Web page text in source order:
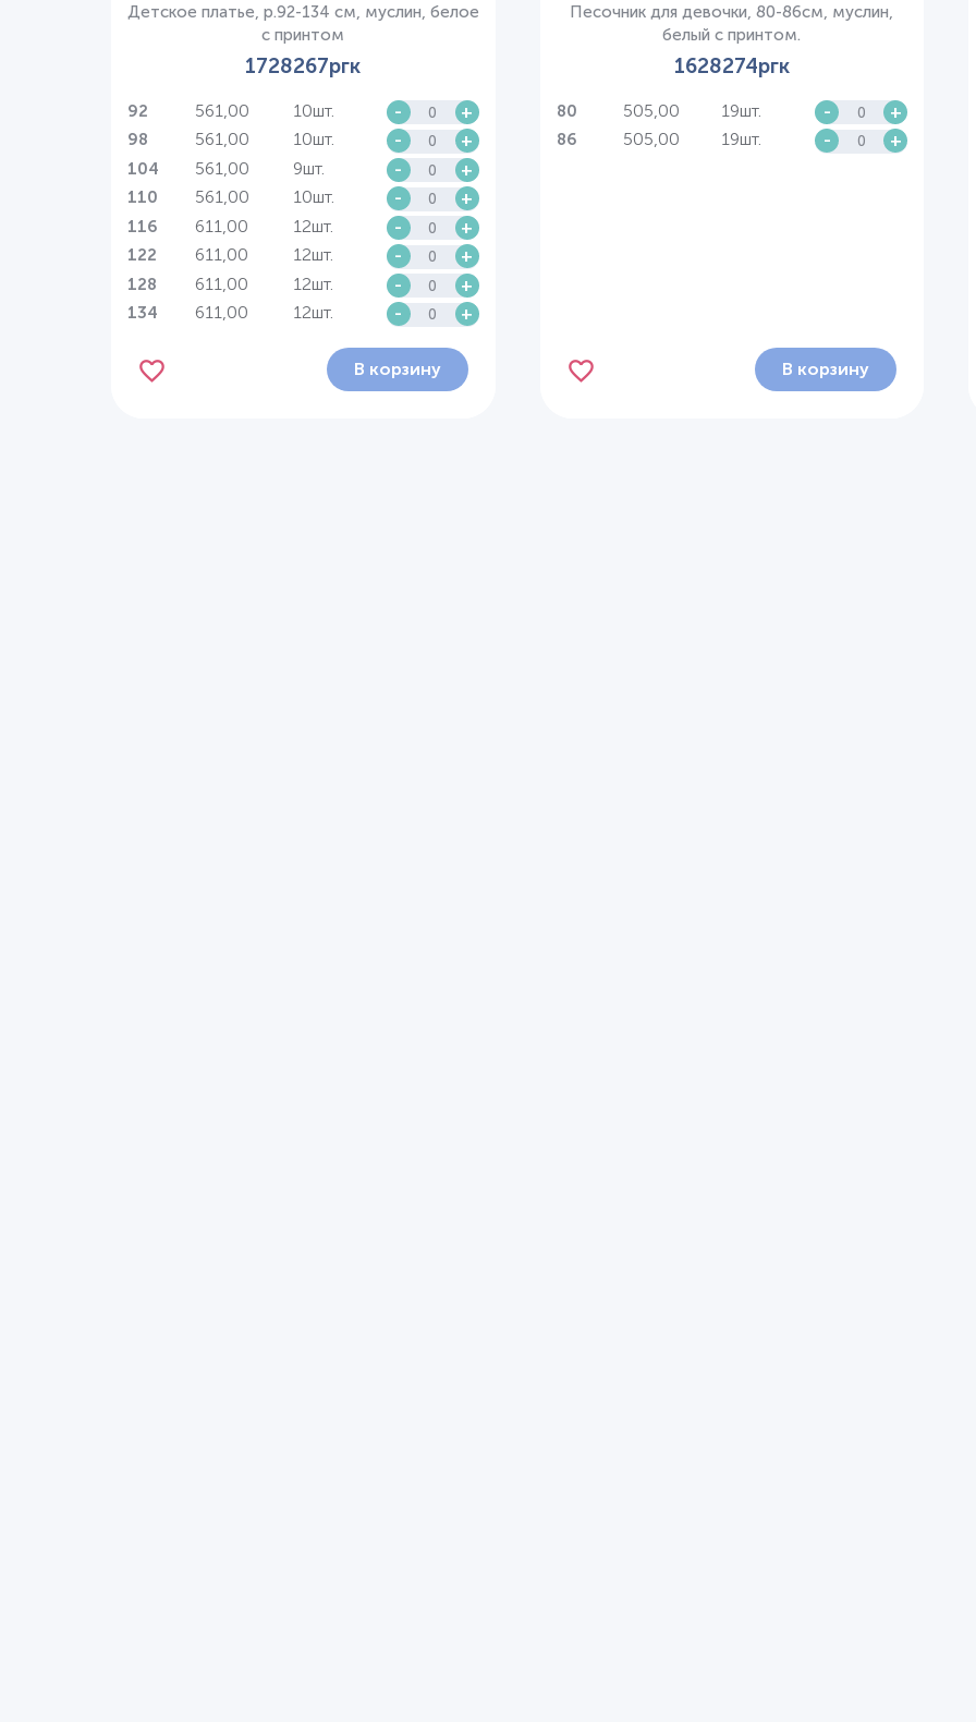
Детское платье, р.92-134 см, муслин, белое
с принтом
1728267ргк
92 561,00 10шт. - +
98 561,00 10шт. - +
104 561,00 9шт. - +
110 561,00 10шт. - +
116 611,00 12шт. - +
122 611,00 12шт. - +
128 611,00 12шт. - +
134 611,00 12шт. - +
В корзину
Песочник для девочки, 80-86см, муслин,
белый с принтом.
1628274ргк
80 505,00 19шт. - +
86 505,00 19шт. - +
В корзину